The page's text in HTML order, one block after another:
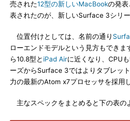
売された12型の新しいMacBookの発
表されたのが、新しいSurface 3シリー
位置付けとしては、名前の通り
ローエンドモデルという見方もできま
ら10.8型と iPad Airに近くなり、CPU
ーズからSurface 3ではよりタブレッ
力の最新のAtom x7プロセッサを採用
主なスペックをまとめると下の表の